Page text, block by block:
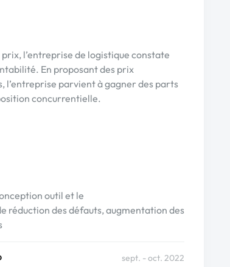
l’entreprise de logistique constate
En proposant des prix
parvient à gagner des parts
concurrentielle.
outil et le
réduction des défauts, augmentation des
sept. - oct. 2022